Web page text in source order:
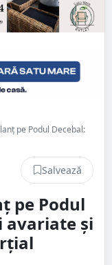
pe Podul Decebal:
Salvează
pe Podul
avariate și